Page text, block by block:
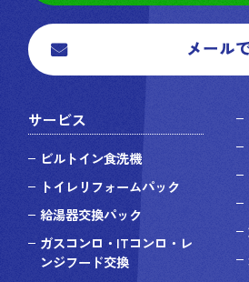
メール
サービス
ビルトイン食洗機
トイレリフォームパック
給湯器交換パック
ガスコンロ・ITコンロ・レ
ンジフード交換